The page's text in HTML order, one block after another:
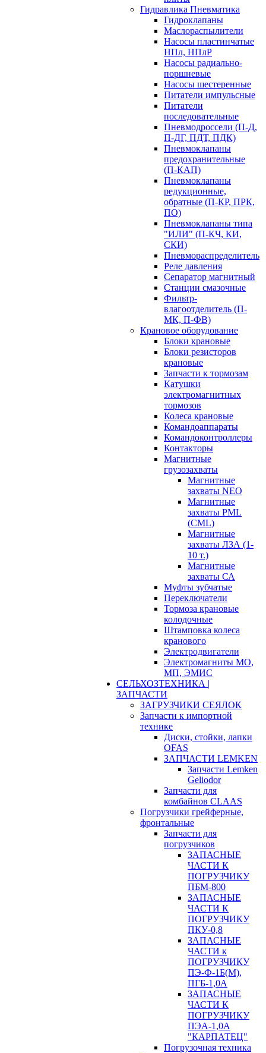
Гидравлика Пневматика
Гидроклапаны
Маслораспылители
Насосы пластинчатые
НПл, НПлР
Насосы радиально-
поршневые
Насосы шестеренные
Питатели импульсные
Питатели
последовательные
Пневмодроссели (П-Д,
П-ДГ, ПДТ, ПДК)
Пневмоклапаны
предохранительные
(П-КАП)
Пневмоклапаны
редукционные,
обратные (П-КР, ПРК,
ПО)
Пневмоклапаны типа
"ИЛИ" (П-КЧ, КИ,
СКИ)
Пневмораспределитель
Реле давления
Сепаратор магнитный
Станции смазочные
Фильтр-
влагоотделитель (П-
МК, П-ФВ)
Крановое оборудование
Блоки крановые
Блоки резисторов
крановые
Запчасти к тормозам
Катушки
электромагнитных
тормозов
Колеса крановые
Командоаппараты
Командоконтроллеры
Контакторы
Магнитные
грузозахваты
Магнитные
захваты NEO
Магнитные
захваты PML
(CML)
Магнитные
захваты ЛЗА (1-
10 т.)
Магнитные
захваты СА
Муфты зубчатые
Переключатели
Тормоза крановые
колодочные
Штамповка колеса
кранового
Электродвигатели
Электромагниты МО,
МП, ЭМИС
СЕЛЬХОЗТЕХНИКА |
ЗАПЧАСТИ
ЗАГРУЗЧИКИ СЕЯЛОК
Запчасти к импортной
технике
Диски, стойки, лапки
OFAS
ЗАПЧАСТИ LEMKEN
Запчасти Lemken
Geliodor
Запчасти для
комбайнов CLAAS
Погрузчики грейферные,
фронтальные
Запчасти для
погрузчиков
ЗАПАСНЫЕ
ЧАСТИ К
ПОГРУЗЧИКУ
ПБМ-800
ЗАПАСНЫЕ
ЧАСТИ К
ПОГРУЗЧИКУ
ПКУ-0,8
ЗАПАСНЫЕ
ЧАСТИ к
ПОГРУЗЧИКУ
ПЭ-Ф-1Б(М),
ПГБ-1,0А
ЗАПАСНЫЕ
ЧАСТИ К
ПОГРУЗЧИКУ
ПЭА-1,0А
"КАРПАТЕЦ"
Погрузочная техника